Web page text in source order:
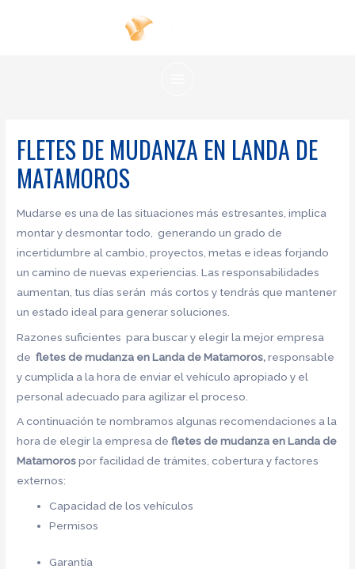
FLETES DE MUDANZA EN LANDA DE
MATAMOROS
Mudarse es una de las situaciones más estresantes, implica
montar y desmontar todo, generando un grado de
incertidumbre al cambio, proyectos, metas e ideas forjando
un camino de nuevas experiencias. Las responsabilidades
aumentan, tus días serán más cortos y tendrás que mantener
un estado ideal para generar soluciones.
Razones suficientes para buscar y elegir la mejor empresa
defletes de mudanza en Landa de Matamoros,responsable
y cumplida a la hora de enviar el vehículo apropiado y el
personal adecuado para agilizar el proceso.
A continuación te nombramos algunas recomendaciones a la
hora de elegir la empresa defletes de mudanza en Landa de
Matamorospor facilidad de trámites, cobertura y factores
externos:
Capacidad de los vehículos
Permisos
Garantía